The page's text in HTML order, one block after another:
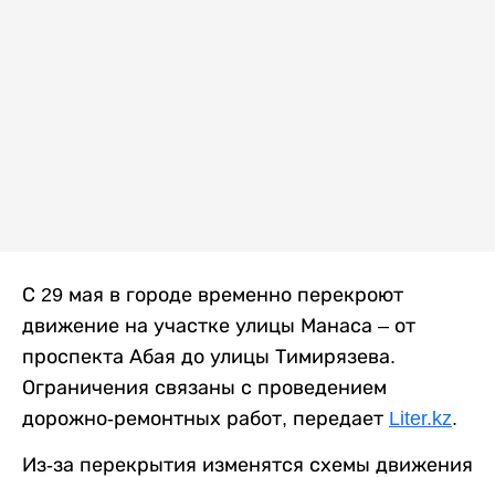
С 29 мая в городе временно перекроют
движение на участке улицы Манаса – от
проспекта Абая до улицы Тимирязева.
Ограничения связаны с проведением
дорожно-ремонтных работ, передает Liter.kz.
Из-за перекрытия изменятся схемы движения